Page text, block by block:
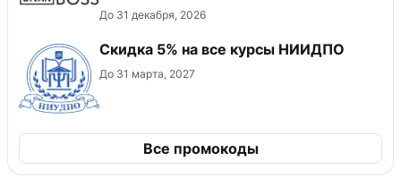
До 31 декабря, 2026
Скидка 5% на все курсы НИИДПО
До 31 марта, 2027
Все промокоды